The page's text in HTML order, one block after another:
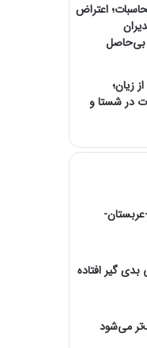
اعتراض
بی‌حاصل
زیان؛
در شستا و
عربستان-
جنگ علیه ایران بر سر ۲ راهی بدی گیر افتاده
می‌شود